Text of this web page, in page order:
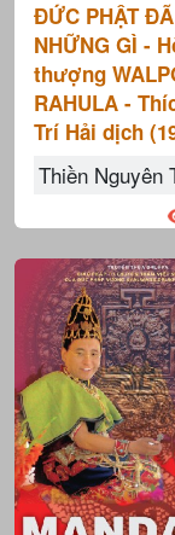
ÐỨC PHẬT
NHỮNG GÌ -
thượng
RAHULA -
Trí Hải dịch
Thiền Nguyên